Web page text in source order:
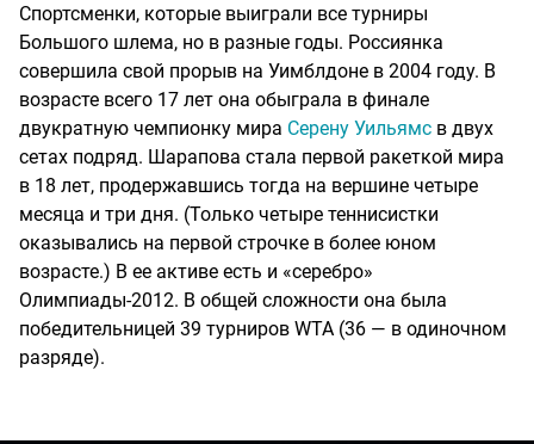
Спортсменки, которые выиграли все турниры
Большого шлема, но в разные годы. Россиянка
совершила свой прорыв на Уимблдоне в 2004 году. В
возрасте всего 17 лет она обыграла в финале
двукратную чемпионку мира Серену Уильямс в двух
сетах подряд. Шарапова стала первой ракеткой мира
в 18 лет, продержавшись тогда на вершине четыре
месяца и три дня. (Только четыре теннисистки
оказывались на первой строчке в более юном
возрасте.) В ее активе есть и «серебро»
Олимпиады-2012. В общей сложности она была
победительницей 39 турниров WTA (36 — в одиночном
разряде).